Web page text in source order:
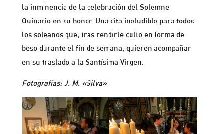
la inminencia de la celebración del Solemne
Quinario en su honor. Una cita ineludible para todos
los soleanos que, tras rendirle culto en forma de
beso durante el fin de semana, quieren acompañar
en su traslado a la Santísima Virgen.
Fotografías: J. M. «Silva»